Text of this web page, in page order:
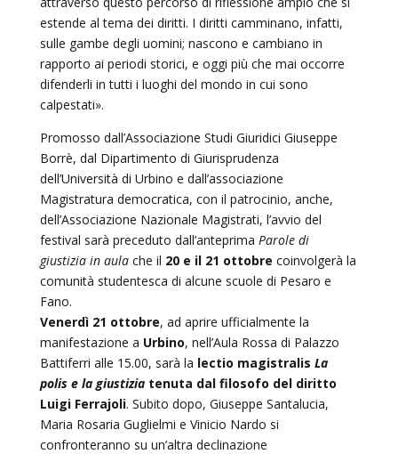
estende al tema dei diritti. I diritti camminano, infatti,
sulle gambe degli uomini; nascono e cambiano in
rapporto ai periodi storici, e oggi più che mai occorre
difenderli in tutti i luoghi del mondo in cui sono
calpestati».
Promosso dall’Associazione Studi Giuridici Giuseppe
Borrè, dal Dipartimento di Giurisprudenza
dell’Università di Urbino e dall’associazione
Magistratura democratica, con il patrocinio, anche,
dell’Associazione Nazionale Magistrati, l’avvio del
festival sarà preceduto dall’anteprima Parole di
giustizia in aulache il 20 e il 21 ottobre coinvolgerà la
comunità studentesca di alcune scuole di Pesaro e
Fano.
Venerdì 21 ottobre, ad aprire ufficialmente la
manifestazione a Urbino, nell’Aula Rossa di Palazzo
Battiferri alle 15.00, sarà la lectio magistralis La
polis e la giustiziatenuta dal filosofo del diritto
Luigi Ferrajoli. Subito dopo, Giuseppe Santalucia,
Maria Rosaria Guglielmi e Vinicio Nardo si
confronteranno su un’altra declinazione